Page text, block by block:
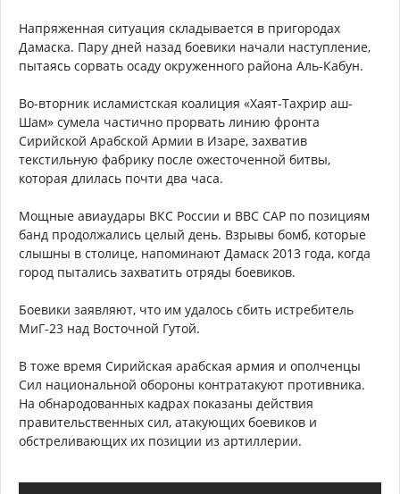
Напряженная ситуация складывается в пригородах
Дамаска. Пару дней назад боевики начали наступление,
пытаясь сорвать осаду окруженного района Аль-Кабун.
Во-вторник исламистская коалиция «Хаят-Тахрир аш-
Шам» сумела частично прорвать линию фронта
Сирийской Арабской Армии в Изаре, захватив
текстильную фабрику после ожесточенной битвы,
которая длилась почти два часа.
Мощные авиаудары ВКС России и ВВС САР по позициям
банд продолжались целый день. Взрывы бомб, которые
слышны в столице, напоминают Дамаск 2013 года, когда
город пытались захватить отряды боевиков.
Боевики заявляют, что им удалось сбить истребитель
МиГ-23 над Восточной Гутой.
В тоже время Сирийская арабская армия и ополченцы
Сил национальной обороны контратакуют противника.
На обнародованных кадрах показаны действия
правительственных сил, атакующих боевиков и
обстреливающих их позиции из артиллерии.